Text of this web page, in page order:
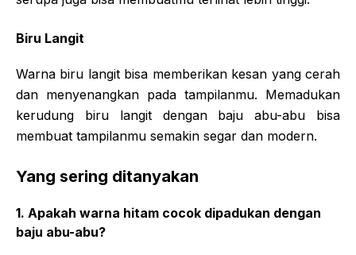
Biru Langit
Warna biru langit bisa memberikan kesan yang cerah
dan menyenangkan pada tampilanmu. Memadukan
kerudung biru langit dengan baju abu-abu bisa
membuat tampilanmu semakin segar dan modern.
Yang sering ditanyakan
1. Apakah warna hitam cocok dipadukan dengan
baju abu-abu?